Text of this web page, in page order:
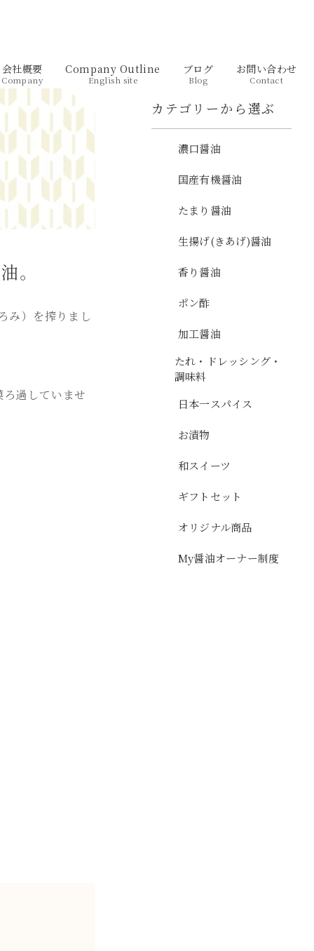
会社概要
Company
Company Outline
English site
ブログ
Blog
お問い合わせ
Contact
。
み）を搾りまし
過していませ
カテゴリーから選ぶ
濃口醤油
国産有機醤油
たまり醤油
生揚げ(きあげ)醤油
香り醤油
ポン酢
加工醤油
たれ・ドレッシング・
調味料
日本一スパイス
お漬物
和スイーツ
ギフトセット
オリジナル商品
My醤油オーナー制度